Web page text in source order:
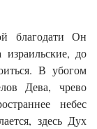
благодати Он
до
В убогом
Дева, чрево
небес
здесь Дух